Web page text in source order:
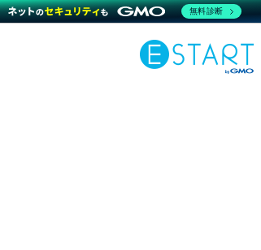
無料診断